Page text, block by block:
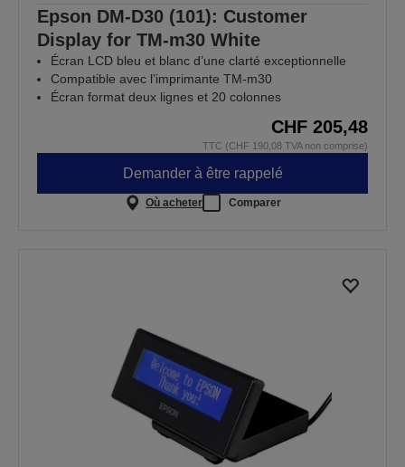
Epson DM-D30 (101): Customer
Display for TM-m30 White
Écran LCD bleu et blanc d’une clarté exceptionnelle
Compatible avec l’imprimante TM-m30
Écran format deux lignes et 20 colonnes
CHF 205,48
TTC (CHF 190,08 TVA non comprise)
Demander à être rappelé
Où acheter Comparer